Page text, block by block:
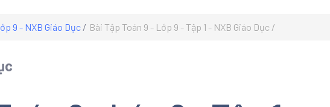
Xem và Download Trọn bộ Sách
9 - NXB Giáo Dục Bài Tập Toán 9 - Lớp 9 - Tập 1 - NXB Giáo Dục